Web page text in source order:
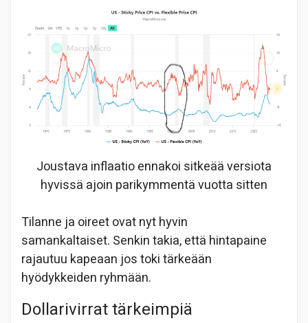
Joustava inflaatio ennakoi sitkeää versiota
hyvissä ajoin parikymmentä vuotta sitten
Tilanne ja oireet ovat nyt hyvin
samankaltaiset. Senkin takia, että hintapaine
rajautuu kapeaan jos toki tärkeään
hyödykkeiden ryhmään.
Dollarivirrat tärkeimpiä